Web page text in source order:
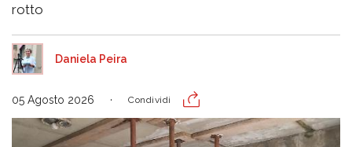
rotto
Daniela Peira
05 Agosto 2026 Condividi